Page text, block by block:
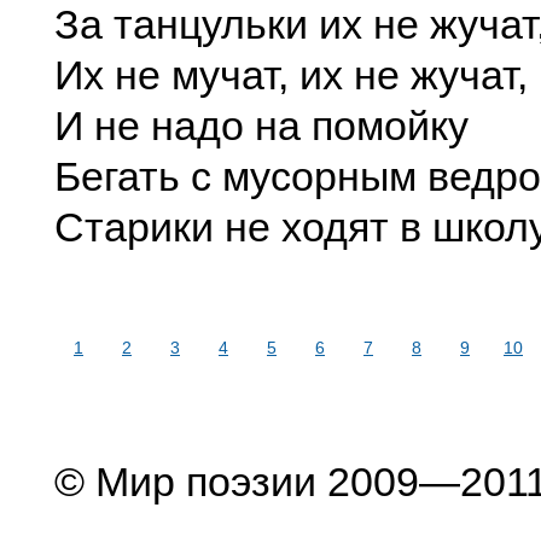
За танцульки их не
Их не мучат, их не жучат,
И не надо на помойку
Бегать с мусорным
Старики не ходят в
1 2 3 4 5 6 7 8 9 10
© Мир поэзии